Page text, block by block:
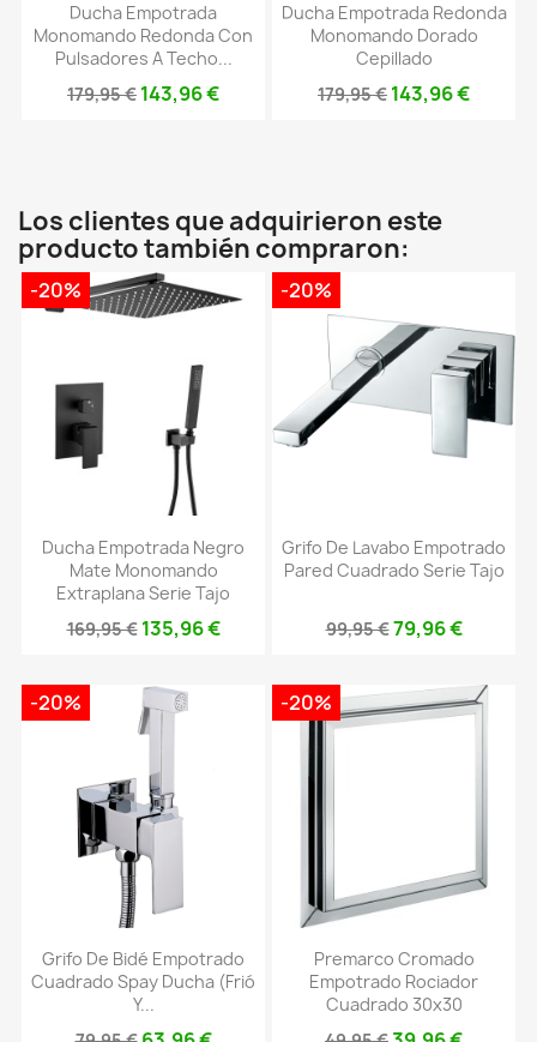
Ducha Empotrada
Monomando Redonda Con
Pulsadores A Techo...
179,95 € 143,96 €
Ducha Empotrada Redonda
Monomando Dorado
Cepillado
179,95 € 143,96 €
Los clientes que adquirieron este
producto también compraron:
Ducha Empotrada Negro
Mate Monomando
Extraplana Serie Tajo
169,95 € 135,96 €
-20%
Grifo De Lavabo Empotrado
Pared Cuadrado Serie Tajo
99,95 €79,96 €
-20%
Grifo De Bidé Empotrado
Cuadrado Spay Ducha (frió
Y...
-20%
Premarco Cromado
Empotrado Rociador
Cuadrado 30x30
-20%